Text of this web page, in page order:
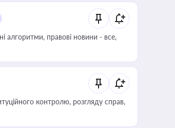
алгоритми, правові новини - все,
контролю, розгляду справ,